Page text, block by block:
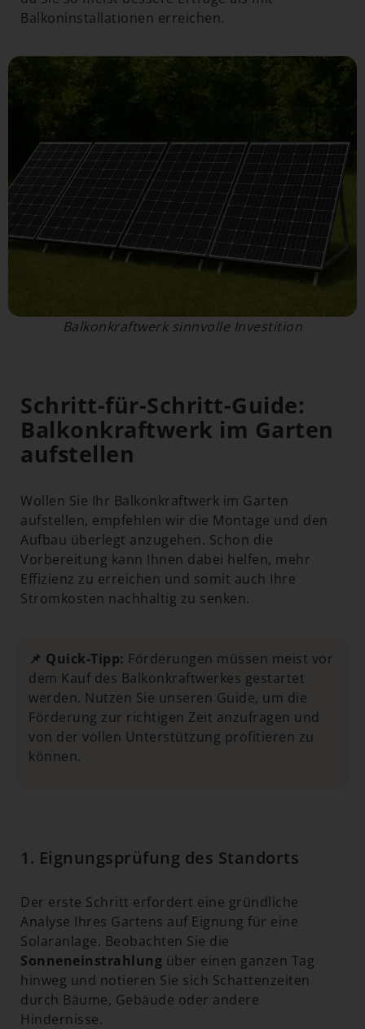
Balkoninstallationen erreichen.
Balkonkraftwerk sinnvolle Investition
Schritt-für-Schritt-Guide:
Balkonkraftwerk im Garten
aufstellen
Wollen Sie Ihr Balkonkraftwerk im Garten
aufstellen, empfehlen wir die Montage und den
Aufbau überlegt anzugehen. Schon die
Vorbereitung kann Ihnen dabei helfen, mehr
Effizienz zu erreichen und somit auch Ihre
Stromkosten nachhaltig zu senken.
📌 Quick-Tipp: Förderungen müssen meist vor
dem Kauf des Balkonkraftwerkes gestartet
werden. Nutzen Sie unseren Guide, um die
Förderung zur richtigen Zeit anzufragen und
von der vollen Unterstützung profitieren zu
können.
1. Eignungsprüfung des Standorts
Der erste Schritt erfordert eine gründliche
Analyse Ihres Gartens auf Eignung für eine
Solaranlage. Beobachten Sie die
Sonneneinstrahlung über einen ganzen Tag
hinweg und notieren Sie sich Schattenzeiten
durch Bäume, Gebäude oder andere
Hindernisse.